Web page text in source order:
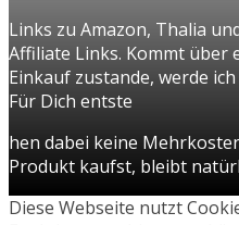
Links zu Amazon, Thalia
Affiliate Links. Kommt über
Einkauf zustande, werde
Für Dich entste
hen dabei keine
Produkt kaufst, bleibt
Diese Webseite nutzt